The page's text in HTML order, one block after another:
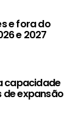
e fora do
e 2027
capacidade
de expansão